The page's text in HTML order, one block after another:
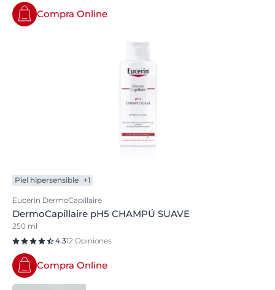
Compra Online
Piel hipersensible +1
Eucerin DermoCapillaire
DermoCapillaire pH5 CHAMPÚ SUAVE
250 ml
4.312 Opiniones
Compra Online